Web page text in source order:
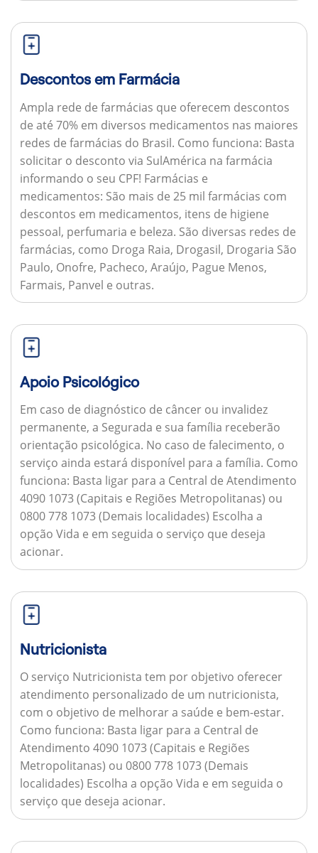
Descontos em Farmácia
Ampla rede de farmácias que oferecem descontos
de até 70% em diversos medicamentos nas maiores
redes de farmácias do Brasil. Como funciona: Basta
solicitar o desconto via SulAmérica na farmácia
informando o seu CPF! Farmácias e
medicamentos: São mais de 25 mil farmácias com
descontos em medicamentos, itens de higiene
pessoal, perfumaria e beleza. São diversas redes de
farmácias, como Droga Raia, Drogasil, Drogaria São
Paulo, Onofre, Pacheco, Araújo, Pague Menos,
Farmais, Panvel e outras.
Apoio Psicológico
Em caso de diagnóstico de câncer ou invalidez
permanente, a Segurada e sua família receberão
orientação psicológica. No caso de falecimento, o
serviço ainda estará disponível para a família. Como
funciona: Basta ligar para a Central de Atendimento
4090 1073 (Capitais e Regiões Metropolitanas) ou
0800 778 1073 (Demais localidades) Escolha a
opção Vida e em seguida o serviço que deseja
acionar.
Nutricionista
O serviço Nutricionista tem por objetivo oferecer
atendimento personalizado de um nutricionista,
com o objetivo de melhorar a saúde e bem-estar.
Como funciona: Basta ligar para a Central de
Atendimento 4090 1073 (Capitais e Regiões
Metropolitanas) ou 0800 778 1073 (Demais
localidades) Escolha a opção Vida e em seguida o
serviço que deseja acionar.